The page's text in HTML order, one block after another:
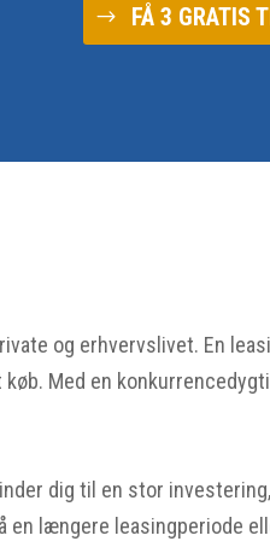
FÅ 3 GRATIS
og erhvervslivet. En
Med en
dig til en stor
en længere leasingperiode